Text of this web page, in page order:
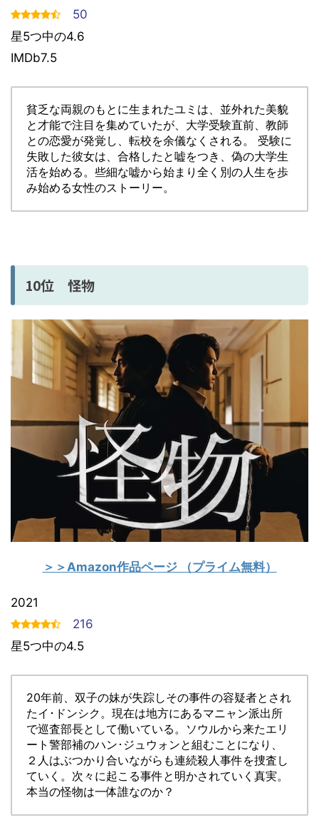
50
星5つ中の4.6
IMDb7.5
貧乏な両親のもとに生まれたユミは、並外れた美貌
と才能で注目を集めていたが、大学受験直前、教師
との恋愛が発覚し、転校を余儀なくされる。 受験に
失敗した彼女は、合格したと嘘をつき、偽の大学生
活を始める。些細な嘘から始まり全く別の人生を歩
み始める女性のストーリー。
10位 怪物
＞＞Amazon作品ページ （プライム無料）
2021
216
星5つ中の4.5
20年前、双子の妹が失踪しその事件の容疑者とされ
たイ･ドンシク。現在は地方にあるマニャン派出所
で巡査部長として働いている。ソウルから来たエリ
ート警部補のハン･ジュウォンと組むことになり、
２人はぶつかり合いながらも連続殺人事件を捜査し
ていく。次々に起こる事件と明かされていく真実。
本当の怪物は一体誰なのか？